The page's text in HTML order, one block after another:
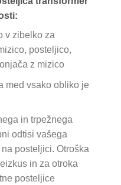
v zibelko za
posteljico,
z mizico
med vsako obliko je
in trpežnega
odtisi vašega
posteljici. Otroška
in za otroka
posteljice